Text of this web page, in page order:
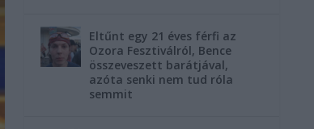
Eltűnt egy 21 éves férfi az
Ozora Fesztiválról, Bence
összeveszett barátjával,
azóta senki nem tud róla
semmit